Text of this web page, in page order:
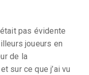
pas évidente
joueurs en
de la
sur ce que j’ai vu